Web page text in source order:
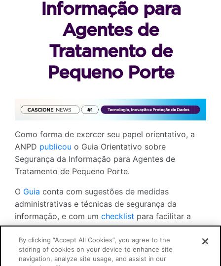
Informação para
Agentes de
Tratamento de
Pequeno Porte
Como forma de exercer seu papel orientativo, a
ANPD publicou o Guia Orientativo sobre
Segurança da Informação para Agentes de
Tratamento de Pequeno Porte.
O Guia conta com sugestões de medidas
administrativas e técnicas de segurança da
informação, e com um checklist para facilitar a
visualização das sugestões a serem adotadas pelo
agente de tratamento de pequeno porte – sem
prejuízo de ser usado como referência por outros
By clicking “Accept All Cookies”, you agree to the
storing of cookies on your device to enhance site
navigation, analyze site usage, and assist in our